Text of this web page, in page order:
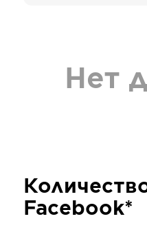
Нет
Facebook*